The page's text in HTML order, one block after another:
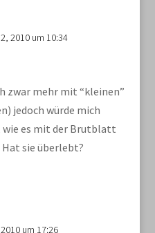
2010 um 10:34
zwar mehr mit “kleinen”
jedoch würde mich
wie es mit der Brutblatt
sie überlebt?
um 17:26